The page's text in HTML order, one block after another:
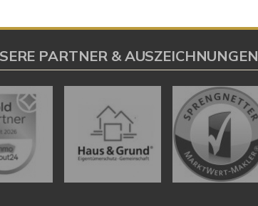
PARTNER & AUSZEICHNUNGEN